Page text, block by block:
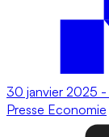
30 janvier 2025 -
Presse Economie